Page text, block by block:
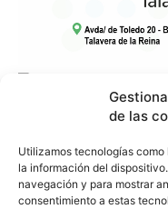
de las
Utilizamos tecnologías
la información del
navegación y para mostrar
consentimiento a estas